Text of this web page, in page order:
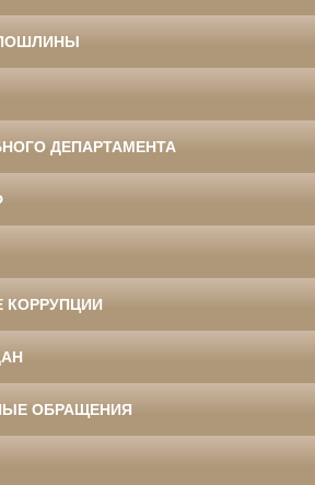
ДЕПАРТАМЕНТА
КОРРУПЦИИ
ОБРАЩЕНИЯ